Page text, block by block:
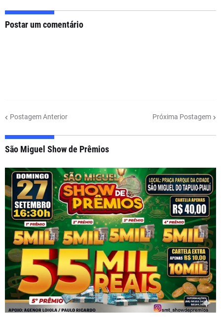
Postar um comentário
Postagem Anterior Próxima Postagem
São Miguel Show de Prêmios